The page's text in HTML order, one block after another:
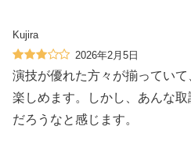
Kujira
2026年2月5日
演技が優れた方々が揃ってい
楽しめます。しかし、あんな
だろうなと感じます。